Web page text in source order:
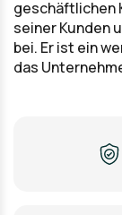
geschäftlichen
seiner Kunden
bei. Er ist ein
das